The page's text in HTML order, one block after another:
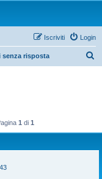
Login
Iscriviti
senza risposta
1 di 1